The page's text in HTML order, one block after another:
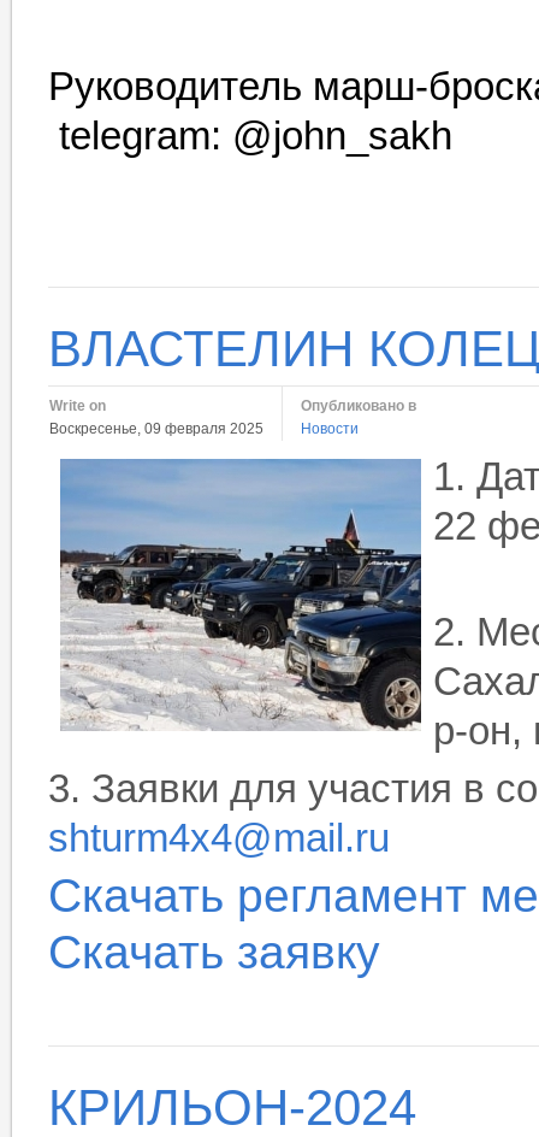
Руководитель марш-
telegram: @john_sakh
ВЛАСТЕЛИН КОЛЕЦ
Write on
Воскресенье, 09 февраля 2025
Опубликовано в
Новости
1.
22
2.
р-он,
3. Заявки для участия в
shturm4x4@mail.ru
Скачать регламент
Скачать заявку
КРИЛЬОН-2024